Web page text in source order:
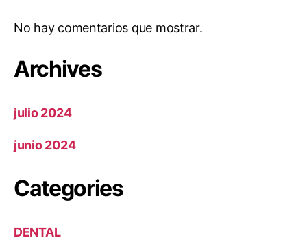
No hay comentarios que mostrar.
Archives
julio 2024
junio 2024
Categories
DENTAL